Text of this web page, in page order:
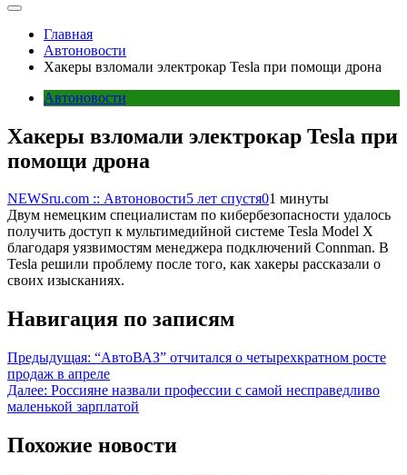
Главная
Автоновости
Хакеры взломали электрокар Tesla при помощи дрона
Автоновости
Хакеры взломали электрокар Tesla при
помощи дрона
NEWSru.com :: Автоновости5 лет спустя01 минуты
Двум немецким специалистам по кибербезопасности удалось
получить доступ к мультимедийной системе Tesla Model X
благодаря уязвимостям менеджера подключений Connman. В
Tesla решили проблему после того, как хакеры рассказали о
своих изысканиях.
Навигация по записям
Предыдущая: “АвтоВАЗ” отчитался о четырехкратном росте
продаж в апреле
Далее: Россияне назвали профессии с самой несправедливо
маленькой зарплатой
Похожие новости